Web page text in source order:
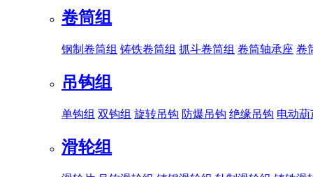
卷筒组
钢制卷筒组 铸铁卷筒组 抓斗卷筒组 卷筒轴承座 卷
吊钩组
单钩组 双钩组 旋转吊钩 防爆吊钩 绝缘吊钩 电动
滑轮组